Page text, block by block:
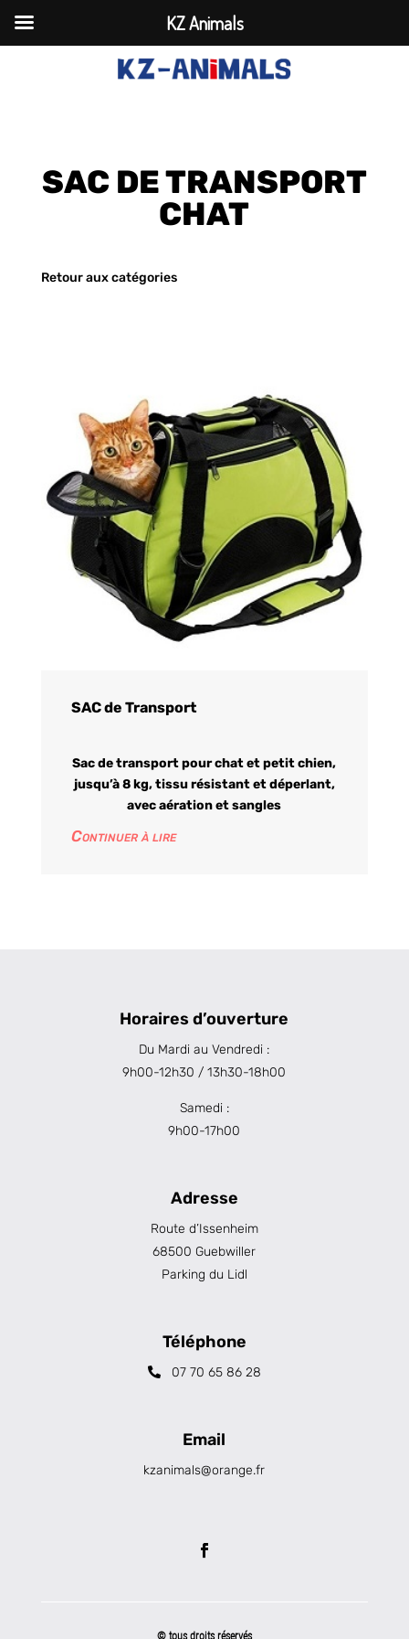
SAC DE TRANSPORT
CHAT
Retour aux catégories
SAC de Transport
Sac de transport pour chat et petit chien,
jusqu’à 8 kg, tissu résistant et déperlant,
avec aération et sangles
Continuer à lire
Horaires d’ouverture
Du Mardi au Vendredi :
9h00-12h30 / 13h30-18h00
Samedi :
9h00-17h00
Adresse
Route d’Issenheim
68500 Guebwiller
Parking du Lidl
Téléphone
07 70 65 86 28
Email
kzanimals@orange.fr
© tous droits réservés
KZ Animals